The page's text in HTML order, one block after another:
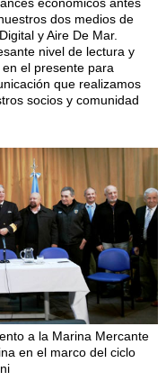
dos medios de
y Aire De Mar.
nivel de lectura y
el presente para
que realizamos
socios y comunidad
a la Marina Mercante
en el marco del ciclo